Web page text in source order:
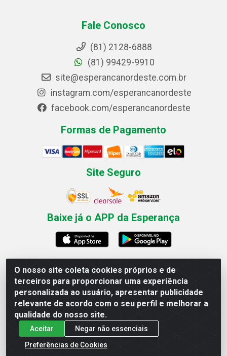
O nosso site coleta cookies próprios e de
terceiros para proporcionar uma experiência
personalizada ao usuário, apresentar publicidade
relevante de acordo com o seu perfil e melhorar a
qualidade do nosso site.
Aceitar
Negar não essenciais
Preferências de Cookies
Fale Conosco
(81) 2128-6888
(81) 99429-9910
site@esperancanordeste.com.br
instagram.com/esperancanordeste
facebook.com/esperancanordeste
Formas de Pagamento
Site Seguro
Baixe já o APP da Esperança
Esperança Nordeste - Rua Professor Caldas Filho, 291 -
Estância - Recife / PE CEP: 50771-335 - CNPJ
03.666.136/0001-23